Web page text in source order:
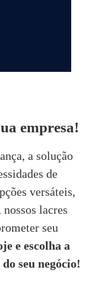
primeiro
são
e
empresa!
a solução
de
versáteis,
lacres
seu
e escolha a
seu negócio!